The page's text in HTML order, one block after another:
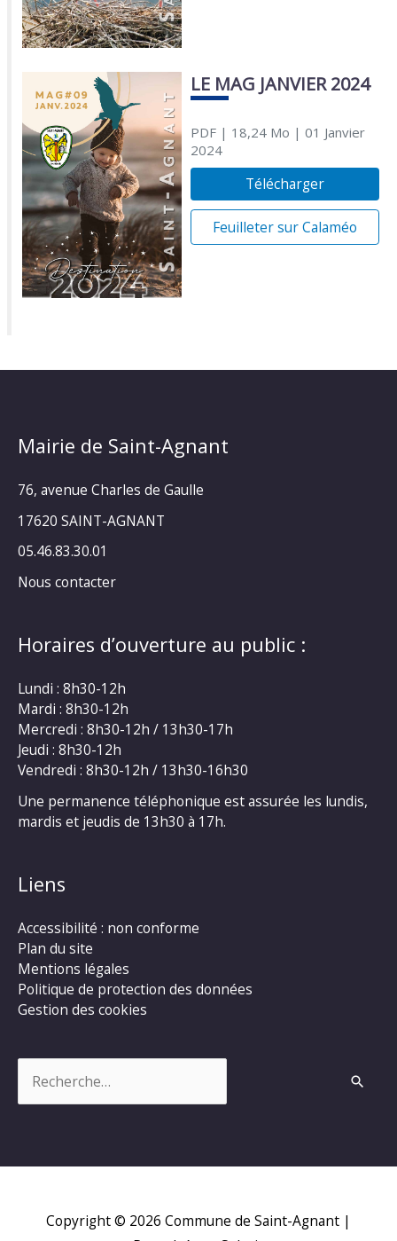
LE MAG JANVIER 2024
PDF| 18,24 Mo | 01 Janvier
2024
Télécharger
Feuilleter sur Calaméo
Mairie de Saint-Agnant
76, avenue Charles de Gaulle
17620 SAINT-AGNANT
05.46.83.30.01
Nous contacter
Horaires d’ouverture au public :
Lundi : 8h30-12h
Mardi : 8h30-12h
Mercredi : 8h30-12h / 13h30-17h
Jeudi : 8h30-12h
Vendredi : 8h30-12h / 13h30-16h30
Une permanence téléphonique est assurée les lundis,
mardis et jeudis de 13h30 à 17h.
Liens
Accessibilité : non conforme
Plan du site
Mentions légales
Politique de protection des données
Gestion des cookies
Copyright © 2026 Commune de Saint-Agnant |